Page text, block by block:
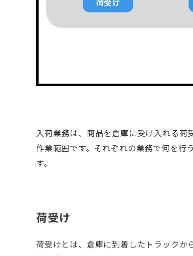
入荷業務は、商品を倉庫に受け入れる
作業範囲です。それぞれの業務で何を行
す。
荷受け
荷受けとは、倉庫に到着したトラック